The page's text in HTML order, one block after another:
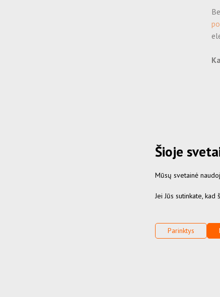
Šioje
Mūsų svetainė
Jei Jūs sutinkate,
Parinktys